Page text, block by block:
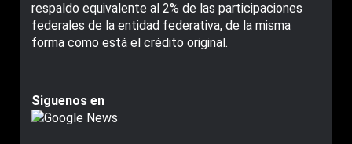
respaldo equivalente al 2% de las participaciones
federales de la entidad federativa, de la misma
forma como está el crédito original.
Siguenos en